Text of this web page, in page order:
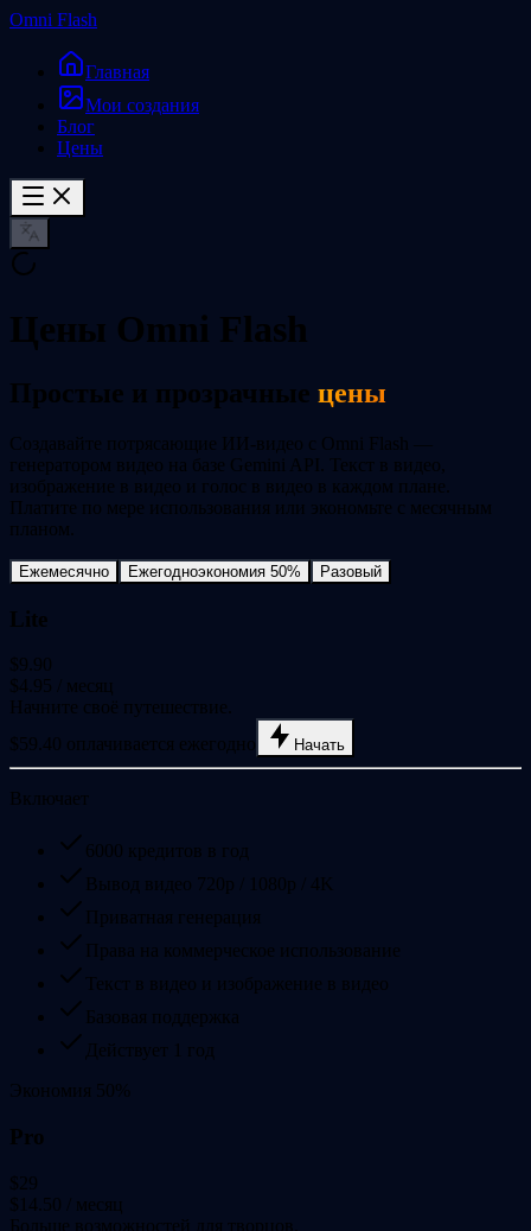
Omni Flash
Главная
Мои создания
Блог
Цены
Цены Omni Flash
Простые и прозрачные цены
Создавайте потрясающие ИИ-видео с Omni Flash —
генератором видео на базе Gemini API. Текст в видео,
изображение в видео и голос в видео в каждом плане.
Платите по мере использования или экономьте с месячным
планом.
Ежемесячно Ежегодноэкономия 50% Разовый
Lite
$9.90
$4.95
/ месяц
Начните своё путешествие.
$59.40 оплачивается ежегодно
Начать
Включает
6000 кредитов в год
Вывод видео 720p / 1080p / 4K
Приватная генерация
Права на коммерческое использование
Текст в видео и изображение в видео
Базовая поддержка
Действует 1 год
Экономия 50%
Pro
$29
$14.50
/ месяц
Больше возможностей для творцов.